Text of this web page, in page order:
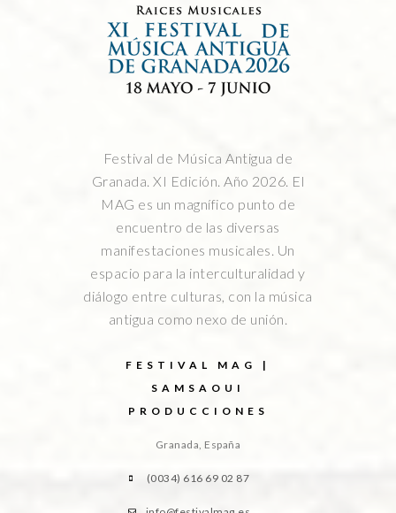
Festival de Música Antigua de
Granada. XI Edición. Año 2026. El
MAG es un magnífico punto de
encuentro de las diversas
manifestaciones musicales. Un
espacio para la interculturalidad y
diálogo entre culturas, con la música
antigua como nexo de unión.
FESTIVAL MAG |
SAMSAOUI
PRODUCCIONES
Granada, España
(0034) 616 69 02 87